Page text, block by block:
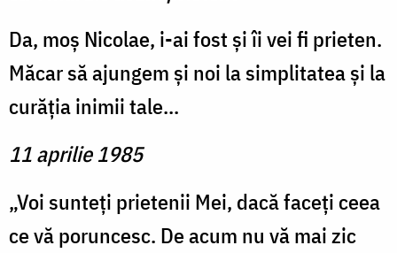
Da, moş Nicolae, i-ai fost şi îi vei fi prieten.
Măcar să ajungem şi noi la simplitatea şi la
curăţia inimii tale...
11 aprilie 1985
„Voi sunteţi prietenii Mei, dacă faceţi ceea
ce vă poruncesc. De acum nu vă mai zic